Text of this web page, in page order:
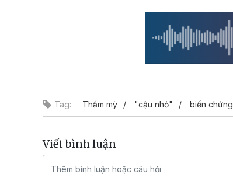
Tag: Thẩm mỹ "cậu nhỏ" biến chứng
Viết bình luận